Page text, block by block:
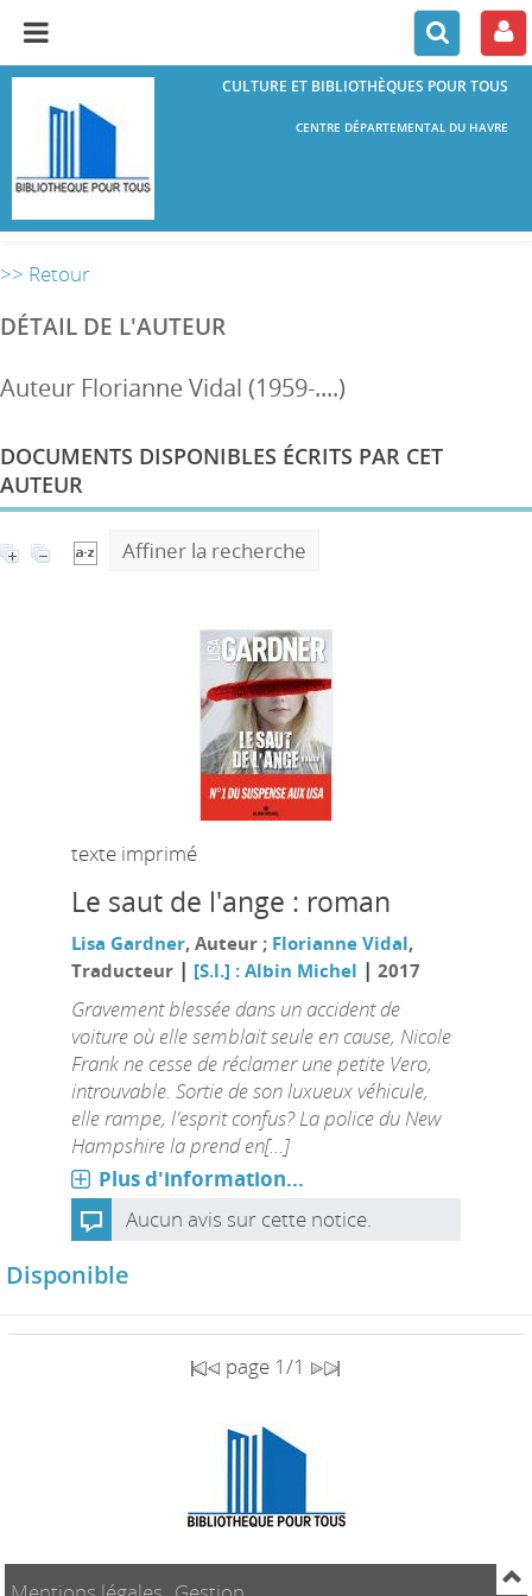
CULTURE ET BIBLIOTHÈQUES POUR TOUS
CENTRE DÉPARTEMENTAL DU HAVRE
>> Retour
DÉTAIL DE L'AUTEUR
Auteur Florianne Vidal (1959-....)
DOCUMENTS DISPONIBLES ÉCRITS PAR CET
AUTEUR
Affiner la recherche
texte imprimé
Le saut de l'ange : roman
Lisa Gardner, Auteur ; Florianne Vidal,
Traducteur | [S.l.] : Albin Michel | 2017
Gravement blessée dans un accident de
voiture où elle semblait seule en cause, Nicole
Frank ne cesse de réclamer une petite Vero,
introuvable. Sortie de son luxueux véhicule,
elle rampe, l'esprit confus? La police du New
Hampshire la prend en[...]
Plus d'information...
Aucun avis sur cette notice.
Disponible
page 1/1